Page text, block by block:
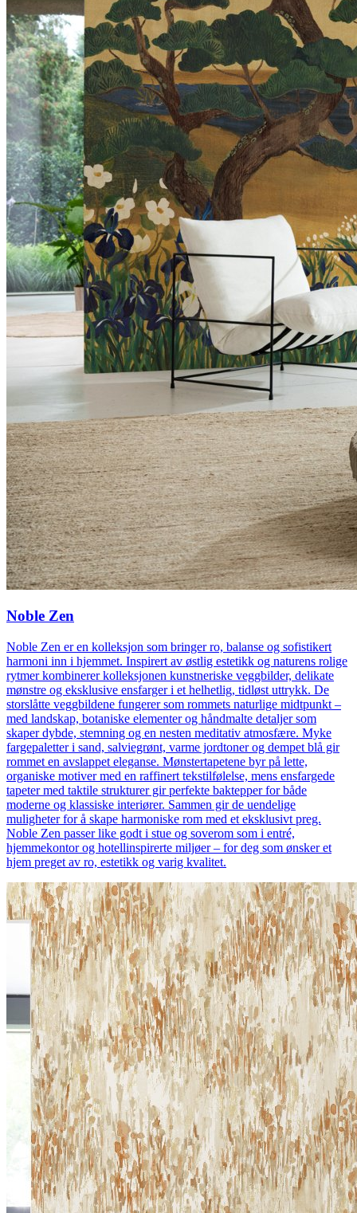
Noble Zen
Noble Zen er en kolleksjon som bringer ro, balanse og sofistikert
harmoni inn i hjemmet. Inspirert av østlig estetikk og naturens rolige
rytmer kombinerer kolleksjonen kunstneriske veggbilder, delikate
mønstre og eksklusive ensfarger i et helhetlig, tidløst uttrykk. De
storslåtte veggbildene fungerer som rommets naturlige midtpunkt –
med landskap, botaniske elementer og håndmalte detaljer som
skaper dybde, stemning og en nesten meditativ atmosfære. Myke
fargepaletter i sand, salviegrønt, varme jordtoner og dempet blå gir
rommet en avslappet eleganse. Mønstertapetene byr på lette,
organiske motiver med en raffinert tekstilfølelse, mens ensfargede
tapeter med taktile strukturer gir perfekte baktepper for både
moderne og klassiske interiører. Sammen gir de uendelige
muligheter for å skape harmoniske rom med et eksklusivt preg.
Noble Zen passer like godt i stue og soverom som i entré,
hjemmekontor og hotellinspirerte miljøer – for deg som ønsker et
hjem preget av ro, estetikk og varig kvalitet.